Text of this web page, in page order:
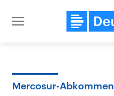
Close
Mercosur-Abkommen